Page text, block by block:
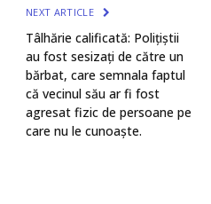
NEXT ARTICLE
Tâlhărie calificată: Polițiștii
au fost sesizați de către un
bărbat, care semnala faptul
că vecinul său ar fi fost
agresat fizic de persoane pe
care nu le cunoaște.